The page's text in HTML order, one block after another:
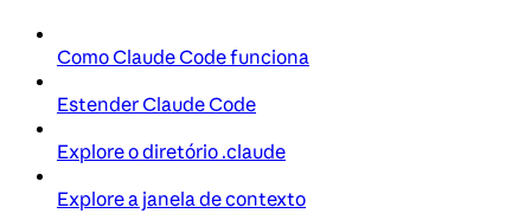
Como Claude Code funciona
Estender Claude Code
Explore o diretório .claude
Explore a janela de contexto